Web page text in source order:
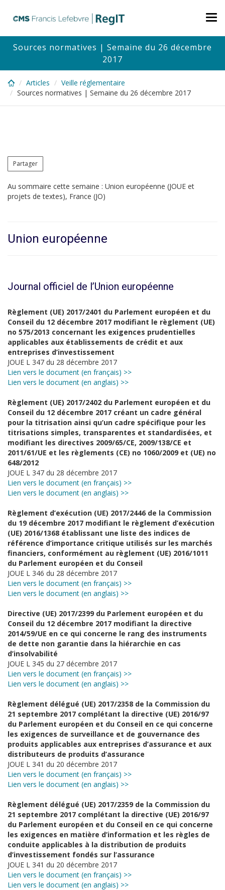
content
Sources normatives | Semaine du 26 décembre
2017
Articles
Veille réglementaire
Sources normatives | Semaine du 26 décembre 2017
Partager
Au sommaire cette semaine : Union européenne (JOUE et
projets de textes), France (JO)
Union européenne
Journal officiel de l’Union européenne
Règlement (UE) 2017/2401 du Parlement européen et du
Conseil du 12 décembre 2017 modifiant le règlement (UE)
no 575/2013 concernant les exigences prudentielles
applicables aux établissements de crédit et aux
entreprises d’investissement
JOUE L 347 du 28 décembre 2017
Lien vers le document (en français) >>
Lien vers le document (en anglais) >>
Règlement (UE) 2017/2402 du Parlement européen et du
Conseil du 12 décembre 2017 créant un cadre général
pour la titrisation ainsi qu’un cadre spécifique pour les
titrisations simples, transparentes et standardisées, et
modifiant les directives 2009/65/CE, 2009/138/CE et
2011/61/UE et les règlements (CE) no 1060/2009 et (UE) no
648/2012
JOUE L 347 du 28 décembre 2017
Lien vers le document (en français) >>
Lien vers le document (en anglais) >>
Règlement d’exécution (UE) 2017/2446 de la Commission
du 19 décembre 2017 modifiant le règlement d’exécution
(UE) 2016/1368 établissant une liste des indices de
référence d’importance critique utilisés sur les marchés
financiers, conformément au règlement (UE) 2016/1011
du Parlement européen et du Conseil
JOUE L 346 du 28 décembre 2017
Lien vers le document (en français) >>
Lien vers le document (en anglais) >>
Directive (UE) 2017/2399 du Parlement européen et du
Conseil du 12 décembre 2017 modifiant la directive
2014/59/UE en ce qui concerne le rang des instruments
de dette non garantie dans la hiérarchie en cas
d’insolvabilité
JOUE L 345 du 27 décembre 2017
Lien vers le document (en français) >>
Lien vers le document (en anglais) >>
Règlement délégué (UE) 2017/2358 de la Commission du
21 septembre 2017 complétant la directive (UE) 2016/97
du Parlement européen et du Conseil en ce qui concerne
les exigences de surveillance et de gouvernance des
produits applicables aux entreprises d’assurance et aux
distributeurs de produits d’assurance
JOUE L 341 du 20 décembre 2017
Lien vers le document (en français) >>
Lien vers le document (en anglais) >>
Règlement délégué (UE) 2017/2359 de la Commission du
21 septembre 2017 complétant la directive (UE) 2016/97
du Parlement européen et du Conseil en ce qui concerne
les exigences en matière d’information et les règles de
conduite applicables à la distribution de produits
d’investissement fondés sur l’assurance
JOUE L 341 du 20 décembre 2017
Lien vers le document (en français) >>
Lien vers le document (en anglais) >>